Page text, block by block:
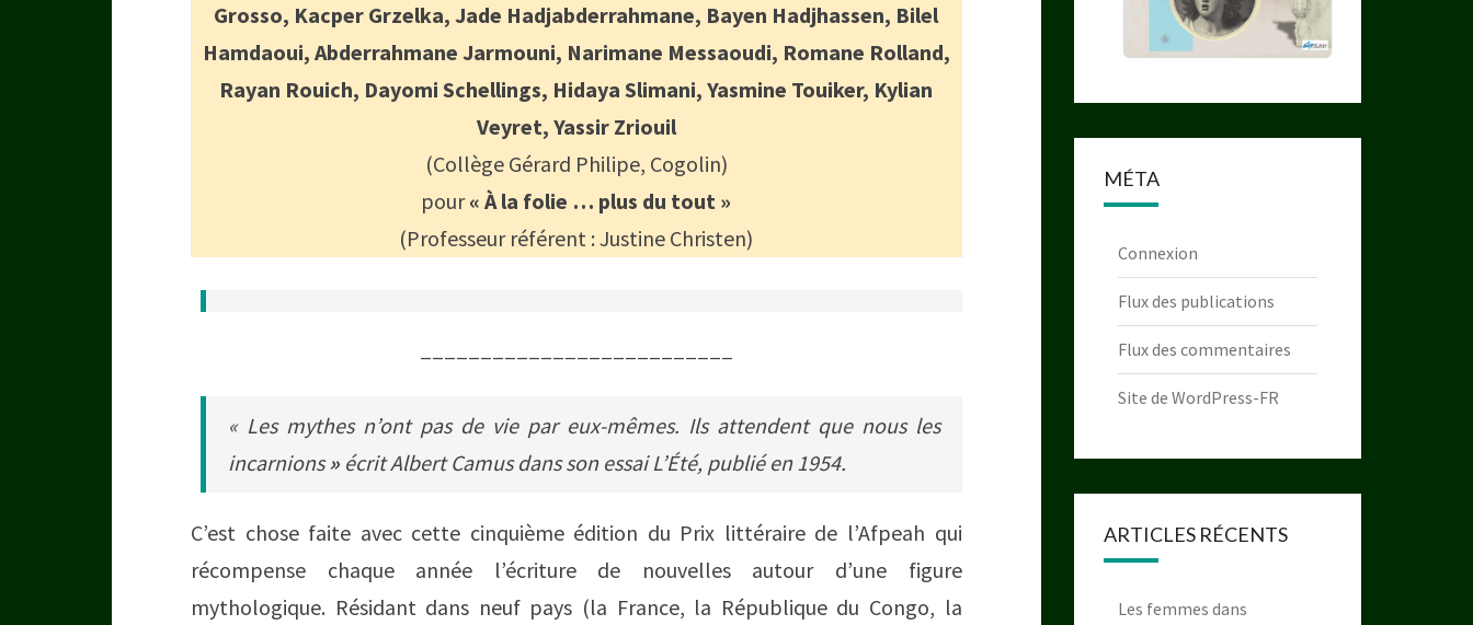
Grosso, Kacper Grzelka, Jade Hadjabderrahmane, Bayen Hadjhassen, Bilel
Hamdaoui, Abderrahmane Jarmouni, Narimane Messaoudi, Romane Rolland,
Rayan Rouich, Dayomi Schellings, Hidaya Slimani, Yasmine Touiker, Kylian
Veyret, Yassir Zriouil
(Collège Gérard Philipe, Cogolin)
pour« À la folie … plus du tout »
(Professeur référent : Justine Christen)
« Les mythes n’ont pas de vie par eux-mêmes. Ils attendent que nous les
incarnions» écrit Albert Camus dans son essaiL’Été, publié en 1954.
C’est chose faite avec cette cinquième édition du Prix littéraire de l’Afpeah qui
récompense chaque année l’écriture de nouvelles autour d’une figure
mythologique. Résidant dans neuf pays (la France, la République du Congo, la
MÉTA
Connexion
Flux des publications
Flux des commentaires
Site de WordPress-FR
ARTICLES RÉCENTS
Les femmes dans